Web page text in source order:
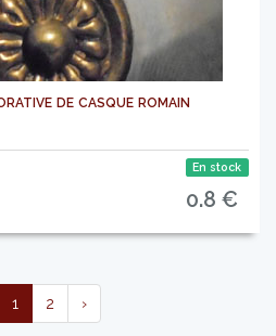
de casque romain
En stock
0.8 €
1 2 ›